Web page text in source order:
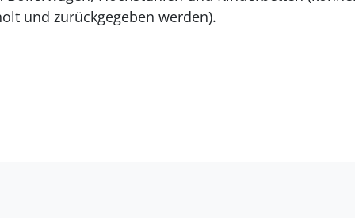
und zurückgegeben werden).